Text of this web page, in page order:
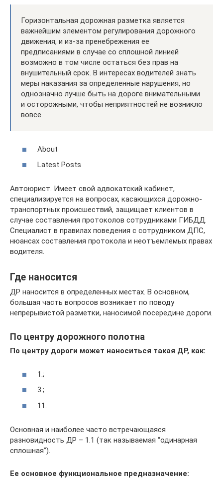
Горизонтальная дорожная разметка является
важнейшим элементом регулирования дорожного
движения, и из-за пренебрежения ее
предписаниями в случае со сплошной линией
возможно в том числе остаться без прав на
внушительный срок. В интересах водителей знать
меры наказания за определенные нарушения, но
однозначно лучше быть на дороге внимательными
и осторожными, чтобы неприятностей не возникло
вовсе.
About
Latest Posts
Автоюрист. Имеет свой адвокатский кабинет,
специализируется на вопросах, касающихся дорожно-
транспортных происшествий, защищает клиентов в
случае составления протоколов сотрудниками ГИБДД.
Специалист в правилах поведения с сотрудником ДПС,
нюансах составления протокола и неотъемлемых правах
водителя.
Где наносится
ДР наносится в определенных местах. В основном,
большая часть вопросов возникает по поводу
непрерывистой разметки, наносимой посередине дороги.
По центру дорожного полотна
По центру дороги может наноситься такая ДР, как:
1.;
3.;
11.
Основная и наиболее часто встречающаяся
разновидность ДР – 1.1 (так называемая “одинарная
сплошная”).
Ее основное функциональное предназначение: